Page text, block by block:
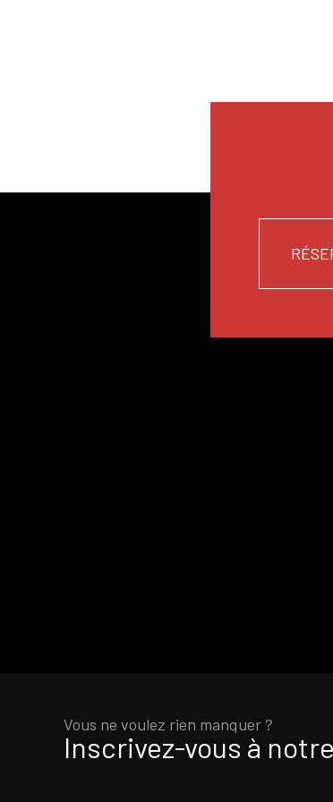
Vous ne voulez rien manquer ?
Inscrivez-vous à